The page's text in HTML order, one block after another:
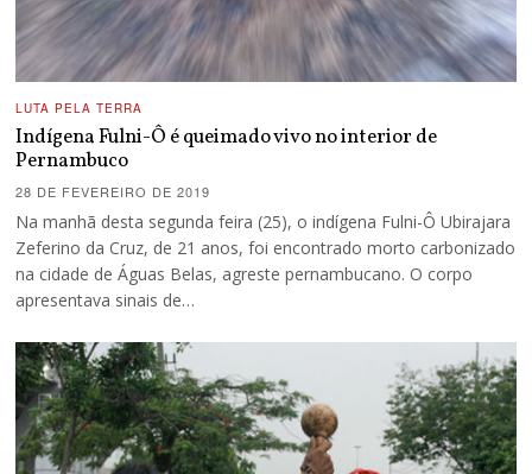
LUTA PELA TERRA
Indígena Fulni-Ô é queimado vivo no interior de
Pernambuco
28 DE FEVEREIRO DE 2019
Na manhã desta segunda feira (25), o indígena Fulni-Ô Ubirajara
Zeferino da Cruz, de 21 anos, foi encontrado morto carbonizado
na cidade de Águas Belas, agreste pernambucano. O corpo
apresentava sinais de…